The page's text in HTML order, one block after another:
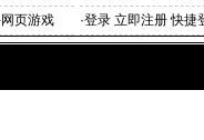
页游戏 ·登录 立即注册 快捷